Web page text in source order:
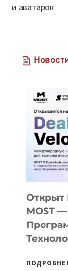
и аватарок
Открыт
MOST